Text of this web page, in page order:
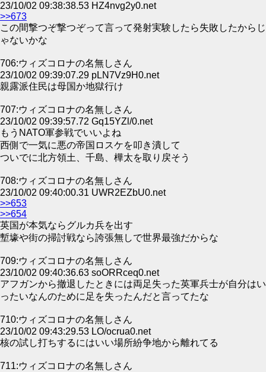
23/10/02 09:38:38.53 HZ4nvg2y0.net
>>673
この間撃つぞ撃つぞって言って発射実験したら失敗したからじ
ゃないかな
706:ウィズコロナの名無しさん
23/10/02 09:39:07.29 pLN7Vz9H0.net
親露派住民は母国か地獄行け
707:ウィズコロナの名無しさん
23/10/02 09:39:57.72 Gq15YZl/0.net
もうNATO軍参戦でいいよね
西側で一気に悪の帝国ロスケを叩き潰して
ついでに北方領土、千島、樺太を取り戻そう
708:ウィズコロナの名無しさん
23/10/02 09:40:00.31 UWR2EZbU0.net
>>653
>>654
英国が本気ならグルカ兵を出す
塹壕や街の掃討戦なら誇張無しで世界最強だからな
709:ウィズコロナの名無しさん
23/10/02 09:40:36.63 soORRceq0.net
アフガンから撤退したときには両足失った英軍兵士が自分はい
ったいなんのために足を失ったんだと言ってたな
710:ウィズコロナの名無しさん
23/10/02 09:43:29.53 LO/ocrua0.net
核の試し打ちするにはいい場所紛争地から離れてる
711:ウィズコロナの名無しさん